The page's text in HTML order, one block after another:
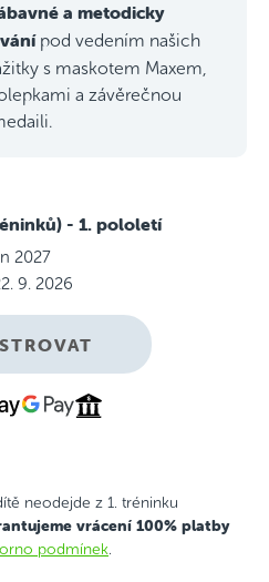
a metodicky
pod vedením našich
s maskotem Maxem,
a závěrečnou
- 1. pololetí
2027
9. 2026
neodejde z 1. tréninku
vrácení 100% platby
podmínek.